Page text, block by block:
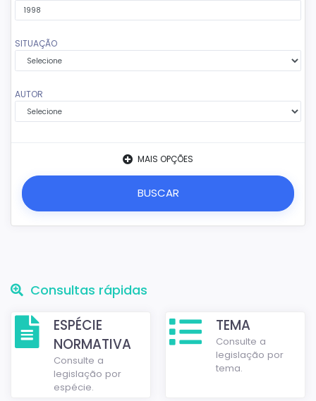
SITUAÇÃO
AUTOR
MAIS OPÇÕES
Consultas rápidas
ESPÉCIE
NORMATIVA
Consulte a
legislação por
espécie.
TEMA
Consulte a
legislação por
tema.